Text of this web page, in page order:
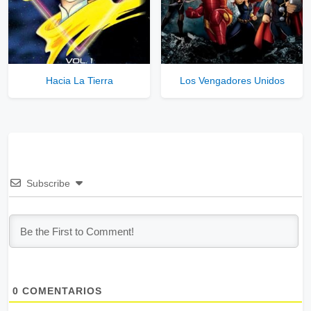
Hacia La Tierra Los Vengadores Unidos
Subscribe
0 COMENTARIOS